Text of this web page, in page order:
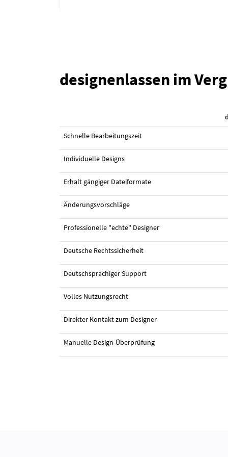
#22 Logo-Design von
designenlassen im
Schnelle Bearbeitungszeit
Individuelle Designs
Erhalt gängiger Dateiformate
Änderungsvorschläge
Professionelle "echte" Designer
Deutsche Rechtssicherheit
Deutschsprachiger Support
Volles Nutzungsrecht
Direkter Kontakt zum Designer
Manuelle Design-Überprüfung